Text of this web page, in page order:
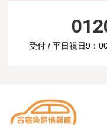
受付 / 平日祝日9：